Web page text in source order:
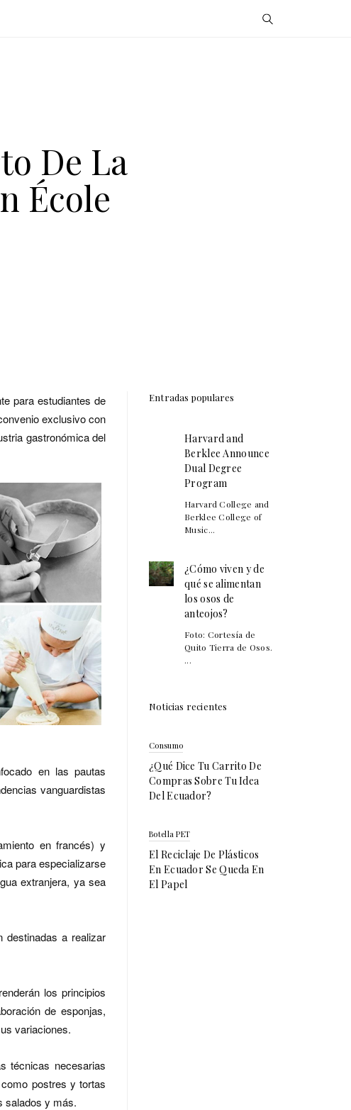
De La
École
para estudiantes de
exclusivo con
gastronómica del
en las pautas
vanguardistas
en francés) y
para especializarse
extranjera, ya sea
destinadas a realizar
los principios
de esponjas,
variaciones.
técnicas necesarias
postres y tortas
salados y más.
Entradas populares
Harvard and
Berklee Announce
Dual Degree
Program
Harvard College and
Berklee College of
Music...
¿Cómo viven y de
qué se alimentan
los osos de
anteojos?
Foto: Cortesía de
Quito Tierra de Osos.
...
Noticias recientes
Consumo
¿Qué Dice Tu Carrito De
Compras Sobre Tu Idea
Del Ecuador?
Botella PET
El Reciclaje De Plásticos
En Ecuador Se Queda En
El Papel